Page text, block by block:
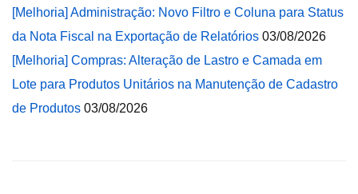
[Melhoria] Administração: Novo Filtro e Coluna para Status
da Nota Fiscal na Exportação de Relatórios 03/08/2026
[Melhoria] Compras: Alteração de Lastro e Camada em
Lote para Produtos Unitários na Manutenção de Cadastro
de Produtos 03/08/2026